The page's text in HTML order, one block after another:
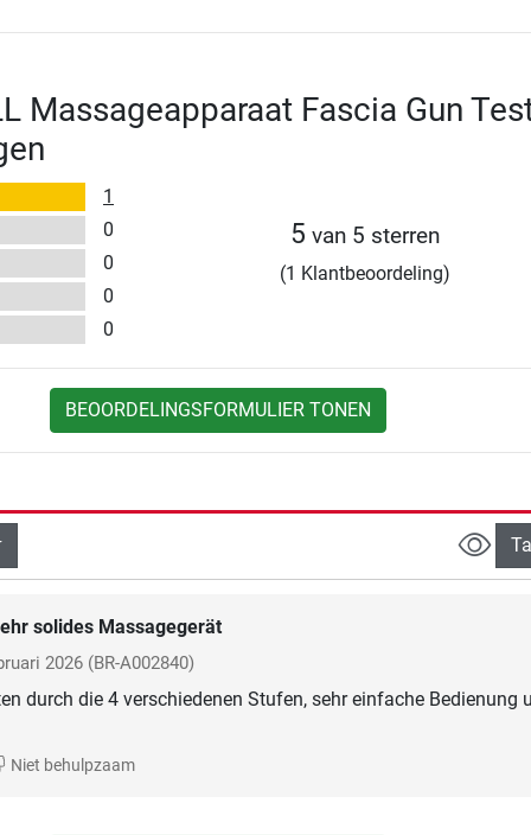
Massageapparaat Fascia Gun
1
0
0
0
0
5 van 5 sterren
(1 Klantbeoordeling)
BEOORDELINGSFORMULIER TONEN
solides Massagegerät
2026 (BR-A002840)
durch die 4 verschiedenen Stufen, sehr einfache Bedienung
Niet behulpzaam